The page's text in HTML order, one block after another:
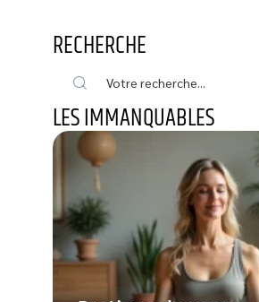
RECHERCHE
LES IMMANQUABLES